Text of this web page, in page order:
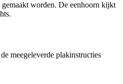
worden. De eenhoorn kijkt
meegeleverde plakinstructies